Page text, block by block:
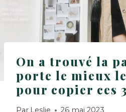
On a trouvé la
porte le mieux
pour copier ces
Par Leslie 26 mai 2023